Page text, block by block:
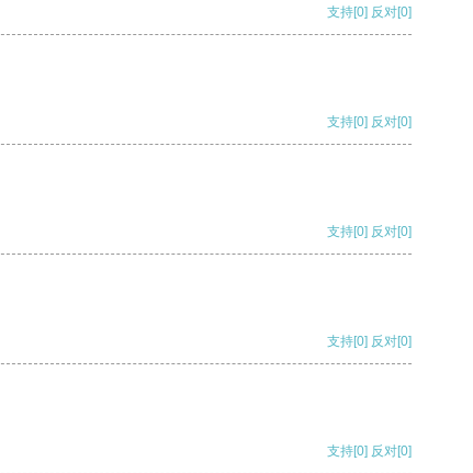
支持[0] 反对[0]
支持[0] 反对[0]
支持[0] 反对[0]
支持[0] 反对[0]
支持[0] 反对[0]